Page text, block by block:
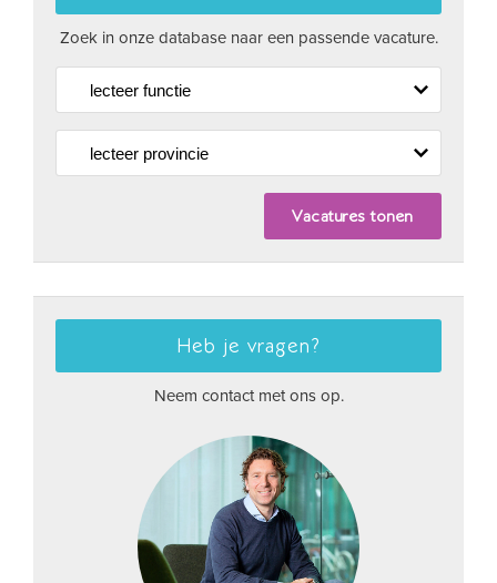
Zoek in onze database naar een passende vacature.
Heb je vragen?
Neem contact met ons op.